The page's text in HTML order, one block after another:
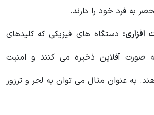
به فرد خود را دارند.
دستگاه های فیزیکی که کلیدهای
آفلاین ذخیره می کنند و امنیت
به عنوان مثال می توان به لجر و ترزور